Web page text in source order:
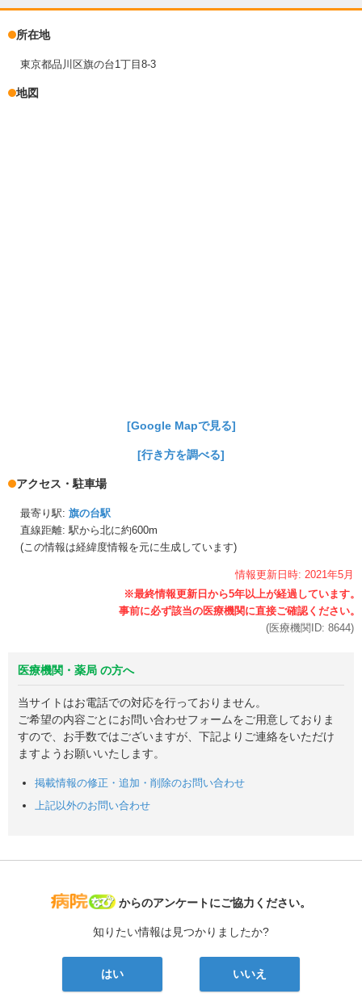
所在地
東京都品川区旗の台1丁目8-3
地図
[Google Mapで見る]
[行き方を調べる]
アクセス・駐車場
最寄り駅: 旗の台駅
直線距離: 駅から北に約600m
(この情報は経緯度情報を元に生成しています)
情報更新日時: 2021年5月
(医療機関ID: 8644)
医療機関・薬局 の方へ
当サイトはお電話での対応を行っておりません。
ご希望の内容ごとにお問い合わせフォームをご用意しておりま
すので、お手数ではございますが、下記よりご連絡をいただけ
ますようお願いいたします。
掲載情報の修正・追加・削除のお問い合わせ
上記以外のお問い合わせ
病院なび
からのアンケートにご協力ください。
知りたい情報は見つかりましたか?
はい いいえ